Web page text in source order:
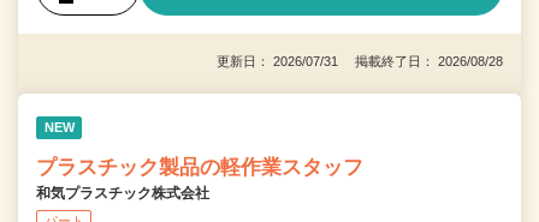
更新日： 2026/07/31 掲載終了日： 2026/08/28
NEW
プラスチック製品の軽作業スタッフ
和気プラスチック株式会社